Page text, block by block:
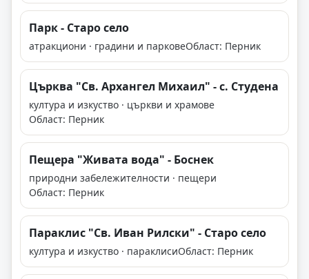
Парк - Старо село
атракциони · градини и парковеОбласт: Перник
Църква "Св. Архангел Михаил" - с. Студена
култура и изкуство · църкви и храмове
Област: Перник
Пещера "Живата вода" - Боснек
природни забележителности · пещери
Област: Перник
Параклис "Св. Иван Рилски" - Старо село
култура и изкуство · параклисиОбласт: Перник